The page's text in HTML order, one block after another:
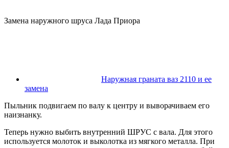
Замена наружного шруса Лада Приора
Наружная граната ваз 2110 и ее
замена
Пыльник подвигаем по валу к центру и выворачиваем его
наизнанку.
Теперь нужно выбить внутренний ШРУС с вала. Для этого
используется молоток и выколотка из мягкого металла. При